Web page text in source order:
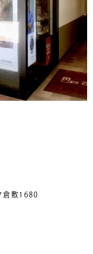
倉敷1680